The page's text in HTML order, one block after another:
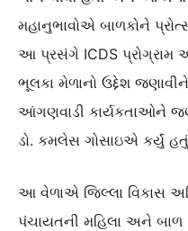
મહાનુભાવોએ બાળકોને
આ પ્રસંગે ICDS પ્રોગ્રામ
ભૂલકા મેળાનો ઉદ્દેશ
આંગણવાડી કાર્યકતાઓને
ડો. કમલેસ ગોસાઇએ કર્યું
આ વેળાએ જિલ્લા વિકાસ
પંચાયતની મહિલા અને બાળ